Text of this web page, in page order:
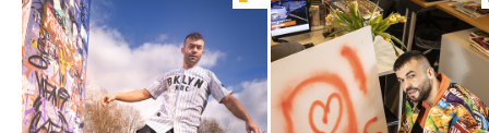
von Marc-Uwe Kling und Astrid Henn
Regie: Philipp Alfons Heitmann, Matts Johan
Leenders
Central 1